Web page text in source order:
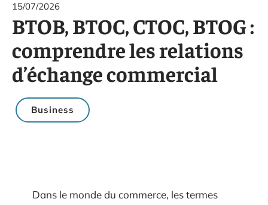
15/07/2026
BTOB, BTOC, CTOC, BTOG :
comprendre les relations
d’échange commercial
Business
Dans le monde du commerce, les termes